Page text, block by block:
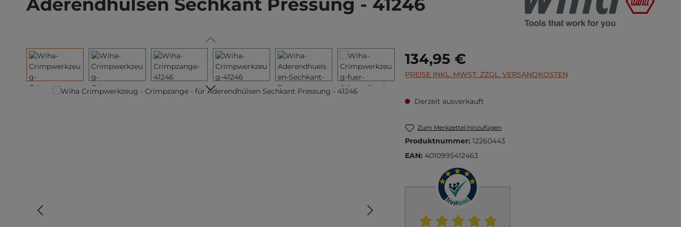
Bildergalerie überspringen Regulärer Preis:
134,95 €
PREISE INKL. MWST. ZZGL. VERSANDKOSTEN
Derzeit ausverkauft
Zum Merkzettel hinzufügen
Produktnummer: 12260443
EAN: 4010995412463